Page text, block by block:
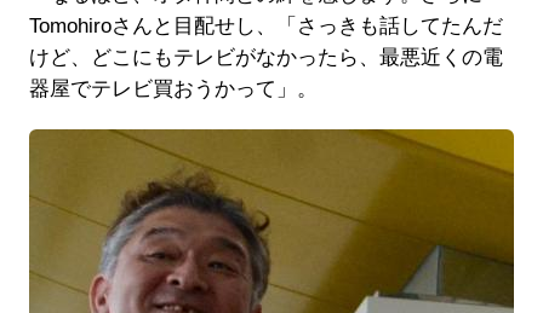
Tomohiroさんと目配せし、「さっきも話してたんだ
けど、どこにもテレビがなかったら、最悪近くの電
器屋でテレビ買おうかって」。